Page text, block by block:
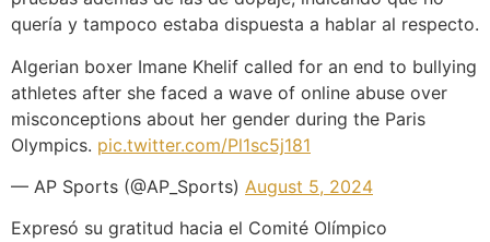
quería y tampoco estaba dispuesta a hablar al respecto.
Algerian boxer Imane Khelif called for an end to bullying
athletes after she faced a wave of online abuse over
misconceptions about her gender during the Paris
Olympics. pic.twitter.com/Pl1sc5j181
— AP Sports (@AP_Sports) August 5, 2024
Expresó su gratitud hacia el Comité Olímpico